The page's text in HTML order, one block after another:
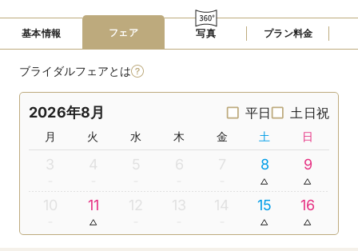
基本情報 フェア 写真 プラン料金
ブライダルフェアとは
2026年8月 平日 土日祝
月 火 水 木 金 土 日
3 4 5 6 7 8 9
10 11 12 13 14 15 16